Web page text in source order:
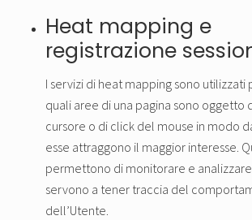
Heat mapping e
registrazione
I servizi di heat mapping sono utilizzati
quali aree di una pagina sono oggetto
cursore o di click del mouse in modo
esse attraggono il maggior interesse.
permettono di monitorare e
servono a tener traccia del
dell’Utente.